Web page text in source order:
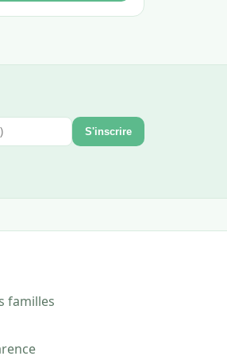
S'inscrire
familles